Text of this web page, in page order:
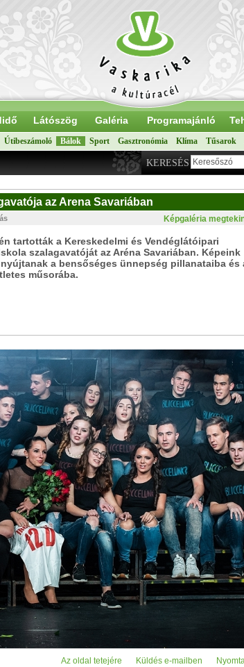
Látószög Galéria Programajánló
Útibeszámoló Bálok Sport Gasztronómia Klíma Tűsarok
KERESÉS
az Arena Savariában
Képgaléria
tartották a Kereskedelmi és Vendéglátóipari
szalagavatóját az Aréna Savariában. Képeink
a bensőséges ünnepség pillanataiba és
műsorába.
Küldés e-mailben
Az oldal tetejére